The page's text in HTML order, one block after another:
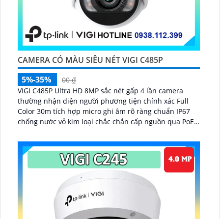
CAMERA CÓ MÀU SIÊU NÉT VIGI C485P
5%-35%
00 ₫
VIGI C485P Ultra HD 8MP sắc nét gấp 4 lần camera
thường nhận diện người phương tiện chính xác Full
Color 30m tích hợp micro ghi âm rõ ràng chuẩn IP67
chống nước vỏ kim loại chắc chắn cấp nguồn qua PoE
App...